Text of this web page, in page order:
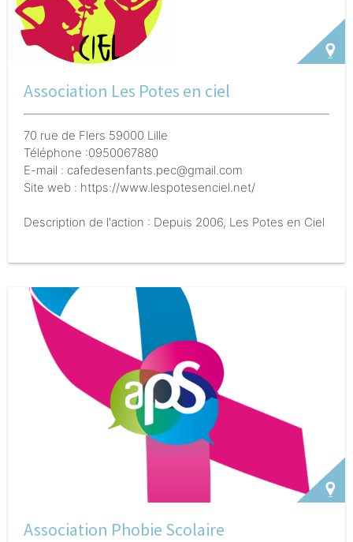
bienvenus. Il n’y a pas d’inscription, chacun est libre
de venir quand il le souhaite, sans prévenir. L’accueil
est souple, sans formalité administrative, sans rendez-
vous préalable et au rythme choisi par la famille.
Association Les Potes en ciel
70 rue de Flers 59000 Lille
Téléphone :0950067880
E-mail : cafedesenfants.pec@gmail.com
Site web : https://www.lespotesenciel.net/
Description de l'action : Depuis 2006, Les Potes en Ciel
solidarité sont au cœur de nos actions.
Association Phobie Scolaire